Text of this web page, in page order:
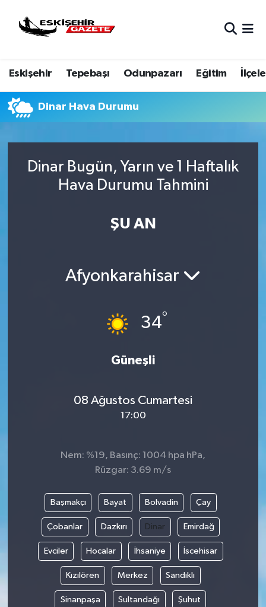
Eskişehir Tepebaşı Odunpazarı Eğitim
Dinar Hava Durumu
Dinar Bugün, Yarın ve 1 Haftalık
Hava Durumu Tahmini
ŞU AN
Afyonkarahisar
34°
Güneşli
08 Ağustos Cumartesi
17:00
Nem: %19, Basınç: 1004 hpa hPa,
Rüzgar: 3.69 m/s
Başmakçı Bayat Bolvadin Çay
Çobanlar Dazkırı Dinar Emirdağ
Evciler Hocalar İhsaniye İscehisar
Kızılören Merkez Sandıklı
Sinanpaşa Sultandağı Şuhut
Hava Durumu
Eskişehir Namaz Vakitleri
Süper Lig Puan Durumu ve Fikstür
Son Dakika Haberleri